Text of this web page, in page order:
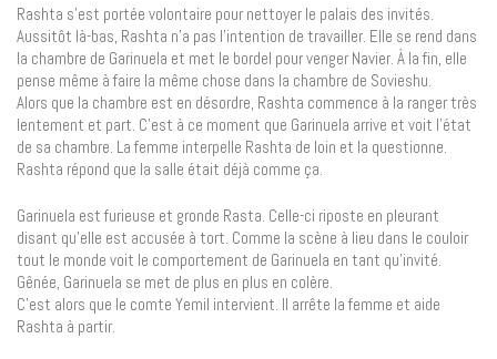
Rashta s’est portée volontaire pour nettoyer le palais des invités.
Aussitôt là-bas, Rashta n’a pas l’intention de travailler. Elle se rend dans
la chambre de Garinuela et met le bordel pour venger Navier. À la fin, elle
pense même à faire la même chose dans la chambre de Sovieshu.
Alors que la chambre est en désordre, Rashta commence à la ranger très
lentement et part. C’est à ce moment que Garinuela arrive et voit l’état
de sa chambre. La femme interpelle Rashta de loin et la questionne.
Rashta répond que la salle était déjà comme ça.
Garinuela est furieuse et gronde Rasta. Celle-ci riposte en pleurant
disant qu’elle est accusée à tort. Comme la scène à lieu dans le couloir
tout le monde voit le comportement de Garinuela en tant qu’invité.
Gênée, Garinuela se met de plus en plus en colère.
C’est alors que le comte Yemil intervient. Il arrête la femme et aide
Rashta à partir.